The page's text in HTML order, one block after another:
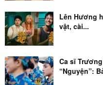
Lên Hương
vật, cài...
Ca sĩ
“Nguyện”: